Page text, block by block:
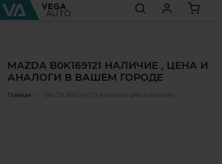
MAZDA B0K169121 НАЛИЧИЕ , ЦЕНА И
АНАЛОГИ В ВАШЕМ ГОРОДЕ
Главная ✅ MAZDA B0K169121 и аналоги цена и наличие ✅